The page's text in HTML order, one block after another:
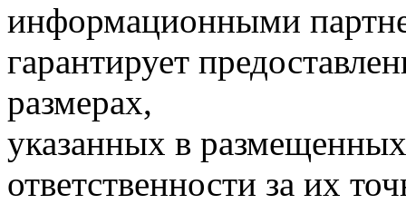
информационными
гарантирует
размерах,
указанных в
ответственности за их